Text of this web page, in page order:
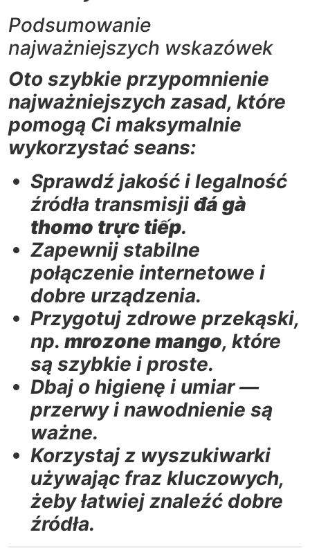
Podsumowanie
najważniejszych wskazówek
Oto szybkie przypomnienie
najważniejszych zasad, które
pomogą Ci maksymalnie
wykorzystać seans:
Sprawdź jakość i legalność
źródła transmisji đá gà
thomo trực tiếp.
Zapewnij stabilne
połączenie internetowe i
dobre urządzenia.
Przygotuj zdrowe przekąski,
np. mrozone mango, które
są szybkie i proste.
Dbaj o higienę i umiar —
przerwy i nawodnienie są
ważne.
Korzystaj z wyszukiwarki
używając fraz kluczowych,
żeby łatwiej znaleźć dobre
źródła.